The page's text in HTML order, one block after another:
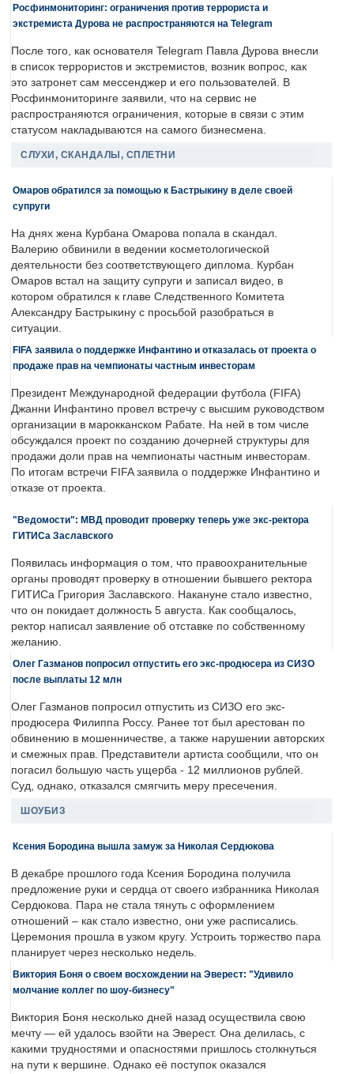
Росфинмониторинг: ограничения против террориста и
экстремиста Дурова не распространяются на Telegram
После того, как основателя Telegram Павла Дурова внесли
в список террористов и экстремистов, возник вопрос, как
это затронет сам мессенджер и его пользователей. В
Росфинмониторинге заявили, что на сервис не
распространяются ограничения, которые в связи с этим
статусом накладываются на самого бизнесмена.
СЛУХИ, СКАНДАЛЫ, СПЛЕТНИ
Омаров обратился за помощью к Бастрыкину в деле своей
супруги
На днях жена Курбана Омарова попала в скандал.
Валерию обвинили в ведении косметологической
деятельности без соответствующего диплома. Курбан
Омаров встал на защиту супруги и записал видео, в
котором обратился к главе Следственного Комитета
Александру Бастрыкину с просьбой разобраться в
ситуации.
FIFA заявила о поддержке Инфантино и отказалась от проекта о
продаже прав на чемпионаты частным инвесторам
Президент Международной федерации футбола (FIFA)
Джанни Инфантино провел встречу с высшим руководством
организации в марокканском Рабате. На ней в том числе
обсуждался проект по созданию дочерней структуры для
продажи доли прав на чемпионаты частным инвесторам.
По итогам встречи FIFA заявила о поддержке Инфантино и
отказе от проекта.
"Ведомости": МВД проводит проверку теперь уже экс-ректора
ГИТИСа Заславского
Появилась информация о том, что правоохранительные
органы проводят проверку в отношении бывшего ректора
ГИТИСа Григория Заславского. Накануне стало известно,
что он покидает должность 5 августа. Как сообщалось,
ректор написал заявление об отставке по собственному
желанию.
Олег Газманов попросил отпустить его экс-продюсера из СИЗО
после выплаты 12 млн
Олег Газманов попросил отпустить из СИЗО его экс-
продюсера Филиппа Россу. Ранее тот был арестован по
обвинению в мошенничестве, а также нарушении авторских
и смежных прав. Представители артиста сообщили, что он
погасил большую часть ущерба - 12 миллионов рублей.
Суд, однако, отказался смягчить меру пресечения.
ШОУБИЗ
Ксения Бородина вышла замуж за Николая Сердюкова
В декабре прошлого года Ксения Бородина получила
предложение руки и сердца от своего избранника Николая
Сердюкова. Пара не стала тянуть с оформлением
отношений – как стало известно, они уже расписались.
Церемония прошла в узком кругу. Устроить торжество пара
планирует через несколько недель.
Виктория Боня о своем восхождении на Эверест: "Удивило
молчание коллег по шоу-бизнесу"
Виктория Боня несколько дней назад осуществила свою
мечту — ей удалось взойти на Эверест. Она делилась, с
какими трудностями и опасностями пришлось столкнуться
на пути к вершине. Однако её поступок оказался